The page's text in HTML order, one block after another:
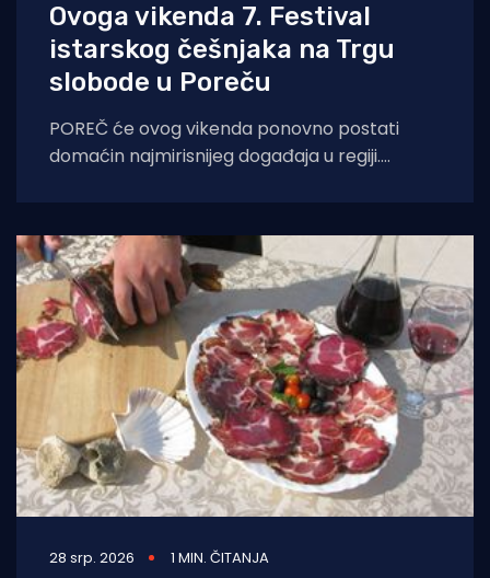
Ovoga vikenda 7. Festival
istarskog češnjaka na Trgu
slobode u Poreču
POREČ će ovog vikenda ponovno postati
domaćin najmirisnijeg događaja u regiji.
28 srp. 2026 1 MIN. ČITANJA